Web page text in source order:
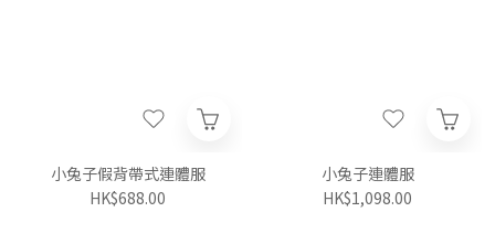
小兔子假背帶式連體服
HK$688.00
小兔子連體服
HK$1,098.00